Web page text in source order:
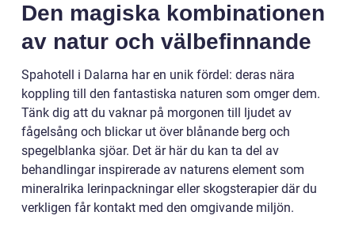
Den magiska kombinationen
av natur och välbefinnande
Spahotell i Dalarna har en unik fördel: deras nära
koppling till den fantastiska naturen som omger dem.
Tänk dig att du vaknar på morgonen till ljudet av
fågelsång och blickar ut över blånande berg och
spegelblanka sjöar. Det är här du kan ta del av
behandlingar inspirerade av naturens element som
mineralrika lerinpackningar eller skogsterapier där du
verkligen får kontakt med den omgivande miljön.